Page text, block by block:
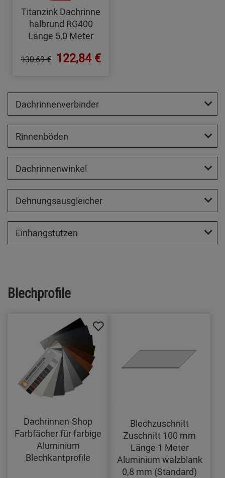
Titanzink Dachrinne
halbrund RG400
Länge 5,0 Meter
130,69 € 122,84 €
Dachrinnenverbinder
Rinnenböden
Dachrinnenwinkel
Dehnungsausgleicher
Einhangstutzen
Blechprofile
Dachrinnen-Shop
Farbfächer für farbige
Aluminium
Blechkantprofile
Blechzuschnitt
Zuschnitt 100 mm
Länge 1 Meter
Aluminium walzblank
0,8 mm (Standard)